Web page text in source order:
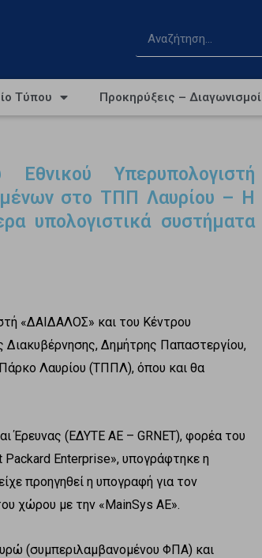
Τύπου Προκηρύξεις – Διαγωνισμοί
Υπερυπολογιστή
στο ΤΠΠ Λαυρίου – Η
υπολογιστικά συστήματα
«ΔΑΙΔΑΛΟΣ» και του Κέντρου
Δημήτρης Παπαστεργίου,
Λαυρίου (ΤΠΠΛ), όπου και θα
Έρευνας (ΕΔΥΤΕ ΑΕ – GRNET), φορέα του
Enterprise», υπογράφτηκε η
προηγηθεί η υπογραφή για τον
χώρου με την «ΜainSys ΑΕ».
(συμπεριλαμβανομένου ΦΠΑ) και